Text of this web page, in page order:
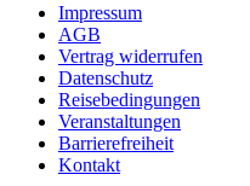
Impressum
AGB
Vertrag widerrufen
Datenschutz
Reisebedingungen
Veranstaltungen
Barrierefreiheit
Kontakt